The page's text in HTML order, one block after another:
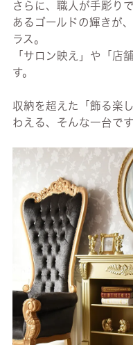
さらに、職人が手彫り
あるゴールドの輝きが
ラス。
「サロン映え」や「店
す。
収納を超えた「飾る楽
わえる、そんな一台です